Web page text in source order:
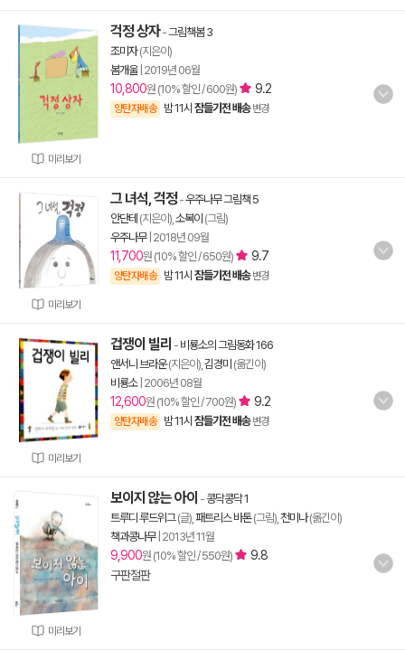
미리보기
걱정 상자-그림책봄 3
조미자(지은이)
봄개울| 2019년 06월
10,800원 (10% 할인 / 600원) 9.2
양탄자배송 밤 11시 잠들기전 배송 변경
미리보기
그 녀석, 걱정-우주나무 그림책 5
안단테 (지은이), 소복이 (그림)
우주나무| 2018년 09월
11,700원 (10% 할인 / 650원) 9.7
양탄자배송 밤 11시 잠들기전 배송 변경
미리보기
겁쟁이 빌리 - 비룡소의 그림동화 166
앤서니 브라운(지은이), 김경미 (옮긴이)
비룡소| 2006년 08월
12,600원 (10% 할인 / 700원) 9.2
양탄자배송 밤 11시 잠들기전 배송 변경
미리보기
보이지 않는 아이 -콩닥콩닥 1
트루디 루드위그(글), 패트리스 바톤(그림), 천미나(옮긴이)
책과콩나무| 2013년 11월
9,900원 (10% 할인 / 550원)
9.8
구판절판